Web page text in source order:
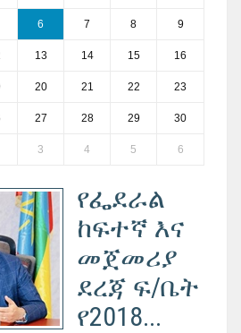
6 7 8 9
13 14 15 16
20 21 22 23
27 28 29 30
3 4 5 6
የፌደራል
ከፍተኛ እና
መጀመሪያ
ደረጃ ፍ/ቤት
የ2018...